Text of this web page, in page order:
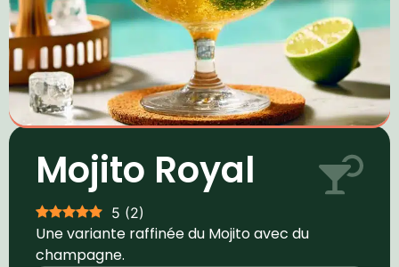
Mojito Royal
5 (2)
Une variante raffinée du Mojito avec du
champagne.